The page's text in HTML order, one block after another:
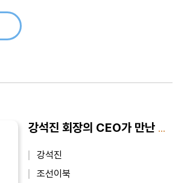
강석진 회장의 CEO가 만난 CEO 1
강석진
조선이북